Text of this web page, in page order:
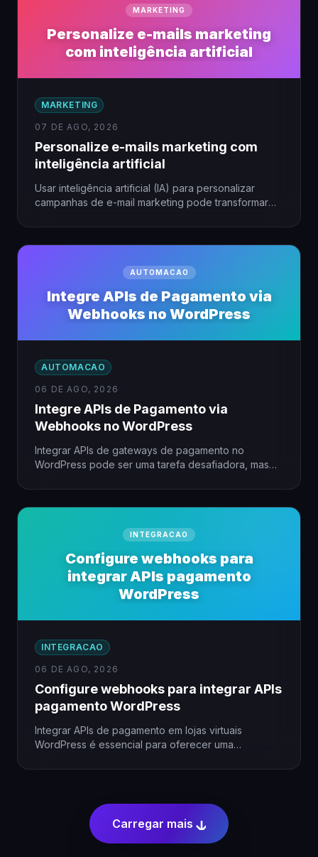
MARKETING
Personalize e-mails marketing
com inteligência artificial
MARKETING
07 DE AGO, 2026
Personalize e-mails marketing com
inteligência artificial
Usar inteligência artificial (IA) para personalizar
campanhas de e-mail marketing pode transformar
A…
AUTOMACAO
Integre APIs de Pagamento via
Webhooks no WordPress
AUTOMACAO
06 DE AGO, 2026
Integre APIs de Pagamento via
Webhooks no WordPress
Integrar APIs de gateways de pagamento no
WordPress pode ser uma tarefa desafiadora, mas
INTEGRACAO
Configure webhooks para
integrar APIs pagamento
WordPress
INTEGRACAO
06 DE AGO, 2026
Configure webhooks para integrar APIs
pagamento WordPress
Integrar APIs de pagamento em lojas virtuais
WordPress é essencial para oferecer uma
Carregar mais